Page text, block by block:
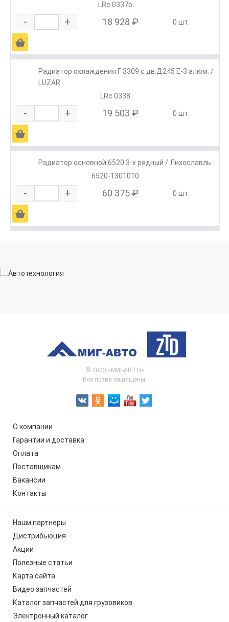
LRc 0337b
- + 18 928 ₽ 0 шт.
Ä
Радиатор охлаждения Г 3309 с дв.Д245 Е-3 алюм. /
LUZAR
LRc 0338
- + 19 503 ₽ 0 шт.
Ä
Радиатор основной 6520 3-х рядный / Лихославль
6520-1301010
- + 60 375 ₽ 0 шт.
Ä
© 2023 «МИГ-АВТО»
Все права защищены.
О компании
Гарантии и доставка
Оплата
Поставщикам
Вакансии
Контакты
Наши партнеры
Дистрибьюция
Акции
Полезные статьи
Карта сайта
Видео запчастей
Каталог запчастей для грузовиков
Электронный каталог